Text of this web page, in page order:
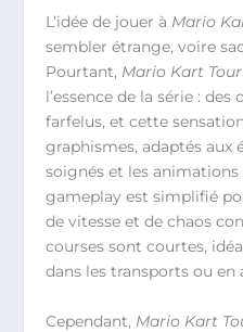
L’idée de jouer à Mario
sembler étrange, voire
Pourtant, Mario Kart Tour
l’essence de la série :
farfelus, et cette
graphismes, adaptés aux
soignés et les
gameplay est simplifié
de vitesse et de chaos
courses sont courtes,
dans les transports ou
Cependant, Mario Kart